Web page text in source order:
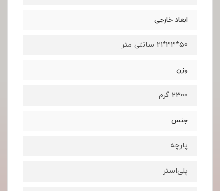
ابعاد خارجی
50*33*21 سانتی متر
وزن
2300 گرم
جنس
پارچه
پلی‌استر